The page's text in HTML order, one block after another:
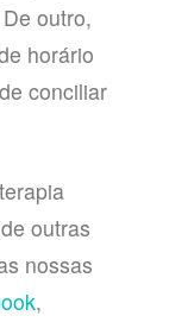
outro,
horário
conciliar
outras
nossas
,